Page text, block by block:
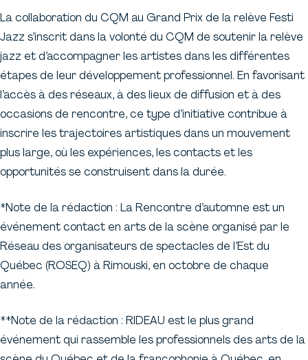
La collaboration du CQM au Grand Prix de la relève Festi
Jazz s’inscrit dans la volonté du CQM de soutenir la relève
jazz et d’accompagner les artistes dans les différentes
étapes de leur développement professionnel. En favorisant
l’accès à des réseaux, à des lieux de diffusion et à des
occasions de rencontre, ce type d’initiative contribue à
inscrire les trajectoires artistiques dans un mouvement
plus large, où les expériences, les contacts et les
opportunités se construisent dans la durée.
*Note de la rédaction : La Rencontre d’automne est un
événement contact en arts de la scène organisé par le
Réseau des organisateurs de spectacles de l’Est du
Québec (ROSEQ) à Rimouski, en octobre de chaque
année.
**Note de la rédaction : RIDEAU est le plus grand
événement qui rassemble les professionnels des arts de la